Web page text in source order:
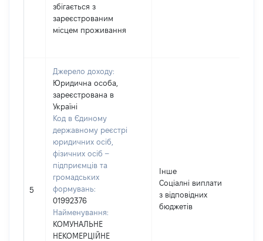
збігається з
зареєстрованим
місцем проживання
5
Джерело доходу:
Юридична особа,
зареєстрована в
Україні
Код в Єдиному
державному реєстрі
юридичних осіб,
фізичних осіб –
підприємців та
громадських
формувань:
01992376
Найменування:
КОМУНАЛЬНЕ
НЕКОМЕРЦІЙНЕ
Інше
Соціалні виплати
з відповідних
бюджетів